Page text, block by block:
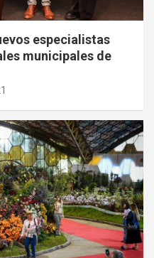
especialistas
municipales de